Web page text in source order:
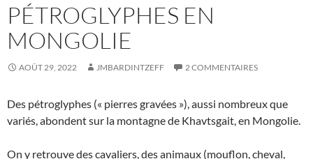
PÉTROGLYPHES EN
MONGOLIE
AOÛT 29, 2022 JMBARDINTZEFF 2 COMMENTAIRES
Des pétroglyphes (« pierres gravées »), aussi nombreux que
variés, abondent sur la montagne de Khavtsgait, en Mongolie.
On y retrouve des cavaliers, des animaux (mouflon, cheval,